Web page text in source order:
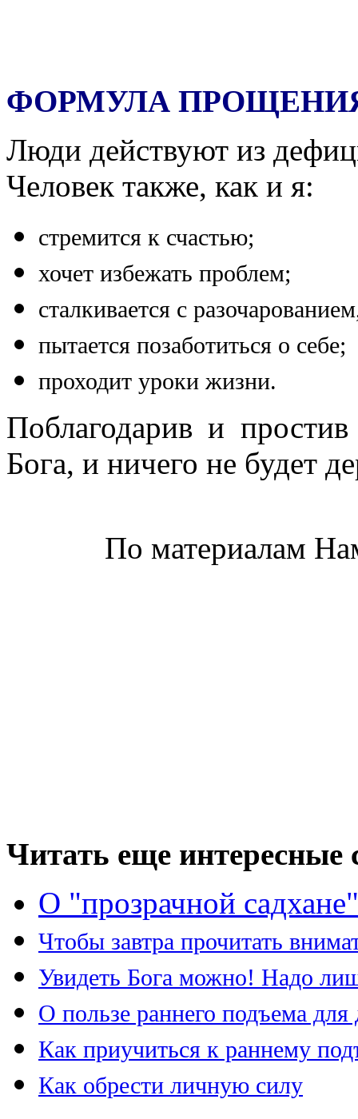
ФОРМУЛА
Люди действуют из
Человек также, как и я:
стремится к счастью;
хочет избежать проблем;
сталкивается с
пытается позаботиться о себе;
проходит уроки жизни.
Поблагодарив и
Бога, и ничего не будет
По материалам
Читать еще интересные
О "прозрачной садхане"
Чтобы завтра прочитать
Увидеть Бога можно! Надо
О пользе раннего подъема
Как приучиться к раннему
Как обрести личную силу